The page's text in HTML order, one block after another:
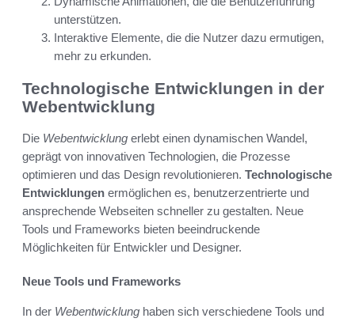
unterstützen.
Interaktive Elemente, die die Nutzer dazu ermutigen,
mehr zu erkunden.
Technologische Entwicklungen in der
Webentwicklung
Die Webentwicklung erlebt einen dynamischen Wandel,
geprägt von innovativen Technologien, die Prozesse
optimieren und das Design revolutionieren. Technologische
Entwicklungen ermöglichen es, benutzerzentrierte und
ansprechende Webseiten schneller zu gestalten. Neue
Tools und Frameworks bieten beeindruckende
Möglichkeiten für Entwickler und Designer.
Neue Tools und Frameworks
In der Webentwicklung haben sich verschiedene Tools und